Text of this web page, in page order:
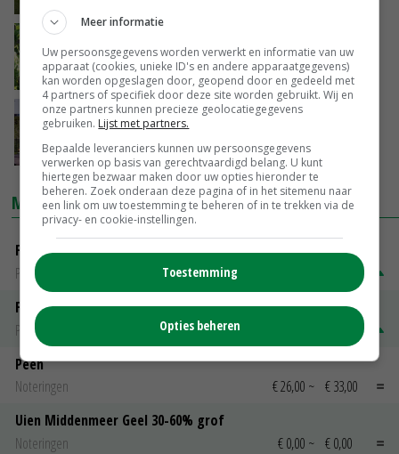
in op forse daling in 2025
13-02-2025
Lage opbrengst en sterke daling
suikerprijzen drukken rendement bietenteelt
13-02-2025
MARKTPRIJZEN
Fontane
PotatoNL
Fritesgeschikt NL Du Be
PotatoNL
Peen
Noteringen
€ 26,00 ~ € 33,00
Uien Middenmeer Geel 30-60% grof
Noteringen
€ 0,00 ~ € 0,00
Meer informatie
Uw persoonsgegevens worden verwerkt en informatie van uw
apparaat (cookies, unieke ID's en andere apparaatgegevens)
kan worden opgeslagen door, geopend door en gedeeld met
4 partners of specifiek door deze site worden gebruikt. Wij en
onze partners kunnen precieze geolocatiegegevens
gebruiken. Lijst met partners.
Bepaalde leveranciers kunnen uw persoonsgegevens
verwerken op basis van gerechtvaardigd belang. U kunt
hiertegen bezwaar maken door uw opties hieronder te
beheren. Zoek onderaan deze pagina of in het sitemenu naar
een link om uw toestemming te beheren of in te trekken via de
privacy- en cookie-instellingen.
Toestemming
Opties beheren